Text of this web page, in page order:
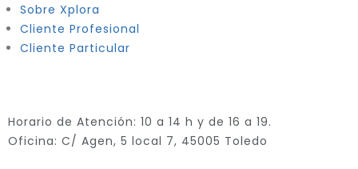
Sobre Xplora
Cliente Profesional
Cliente Particular
Horario de Atención: 10 a 14 h y de 16 a 19.
Oficina: C/ Agen, 5 local 7, 45005 Toledo